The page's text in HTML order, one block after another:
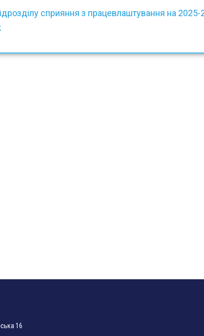
сприяння з працевлаштування на 2025-
16